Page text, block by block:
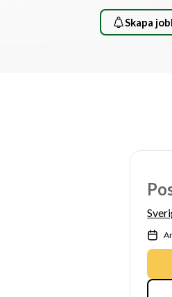
Skapa